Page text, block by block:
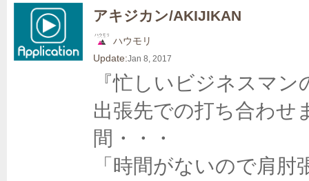
アキジカン/AKIJIKAN
ハウモリ
Update:Jan 8, 2017
『忙しいビジネスマ
出張先での打ち合わせ
間・・・
「時間がないので肩